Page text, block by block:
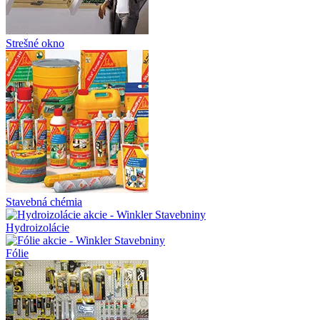
Strešné okno
Stavebná chémia
Hydroizolácie
Fólie